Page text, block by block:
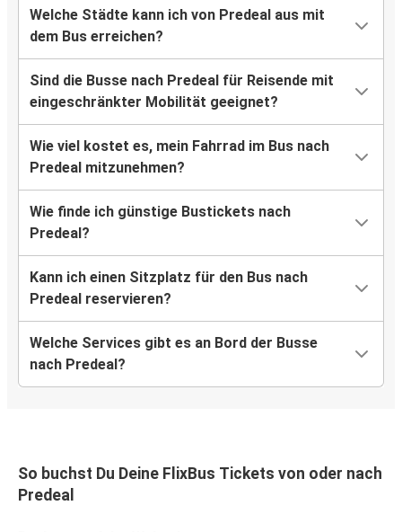
Welche Städte kann ich von Predeal aus mit
dem Bus erreichen?
Sind die Busse nach Predeal für Reisende mit
eingeschränkter Mobilität geeignet?
Wie viel kostet es, mein Fahrrad im Bus nach
Predeal mitzunehmen?
Wie finde ich günstige Bustickets nach
Predeal?
Kann ich einen Sitzplatz für den Bus nach
Predeal reservieren?
Welche Services gibt es an Bord der Busse
nach Predeal?
So buchst Du Deine FlixBus Tickets von oder nach
Predeal